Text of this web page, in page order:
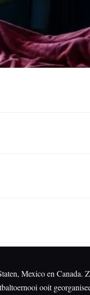
Mexico en Canada.
ooit